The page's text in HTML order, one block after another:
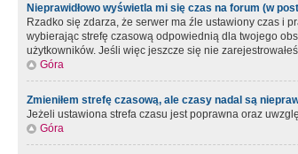
Nieprawidłowo wyświetla mi się czas na forum (w
Rzadko się zdarza, że serwer ma źle ustawiony czas i
wybierając strefę czasową odpowiednią dla twojego
użytkowników. Jeśli więc jeszcze się nie
Góra
Zmieniłem strefę czasową, ale czasy nadal są
Jeżeli ustawiona strefa czasu jest poprawna oraz
Góra